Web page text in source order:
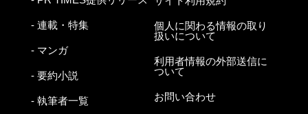
- 連載・特集
- マンガ
- 要約小説
- 執筆者一覧
個人に関わる情報の取り
扱いについて
利用者情報の外部送信に
ついて
お問い合わせ